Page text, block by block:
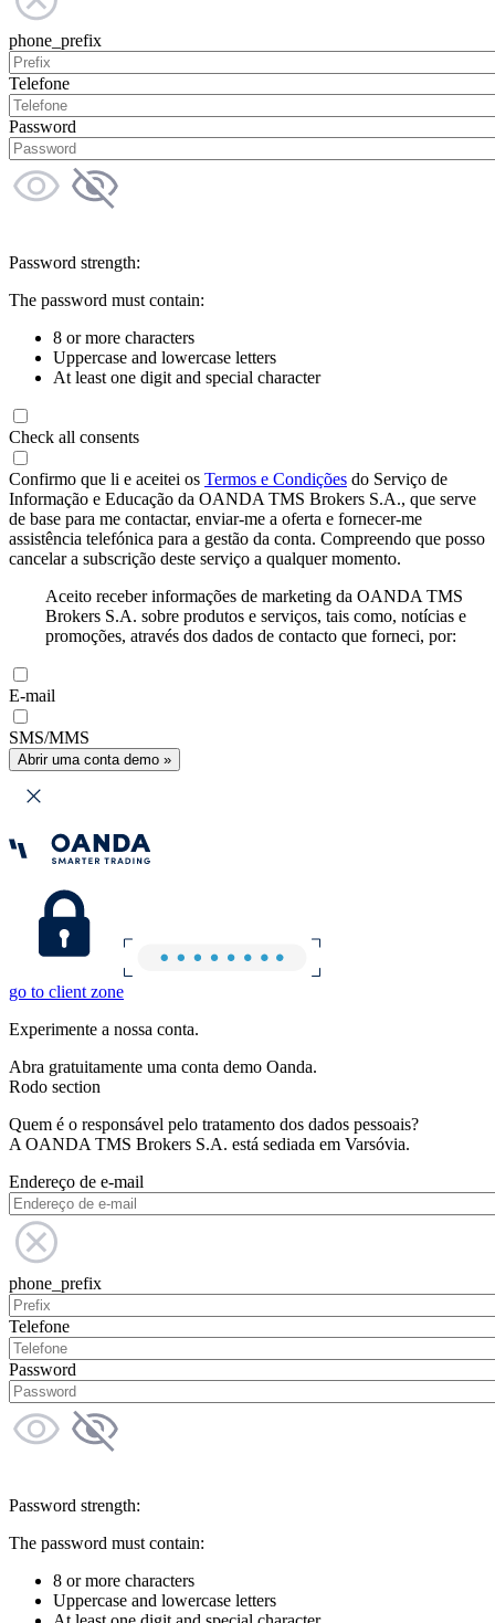
phone_prefix
Telefone
Password
Password strength:
The password must contain:
8 or more characters
Uppercase and lowercase letters
At least one digit and special character
Check all consents
Confirmo que li e aceitei os Termos e Condições do Serviço de
Informação e Educação da OANDA TMS Brokers S.A., que serve
de base para me contactar, enviar-me a oferta e fornecer-me
assistência telefónica para a gestão da conta. Compreendo que posso
cancelar a subscrição deste serviço a qualquer momento.
Aceito receber informações de marketing da OANDA TMS
Brokers S.A. sobre produtos e serviços, tais como, notícias e
promoções, através dos dados de contacto que forneci, por:
E-mail
SMS/MMS
Abrir uma conta demo »
go to client zone
Experimente a nossa conta.
Abra gratuitamente uma conta demo Oanda.
Rodo section
Quem é o responsável pelo tratamento dos dados pessoais?
A OANDA TMS Brokers S.A. está sediada em Varsóvia.
Endereço de e-mail
phone_prefix
Telefone
Password
Password strength:
The password must contain:
8 or more characters
Uppercase and lowercase letters